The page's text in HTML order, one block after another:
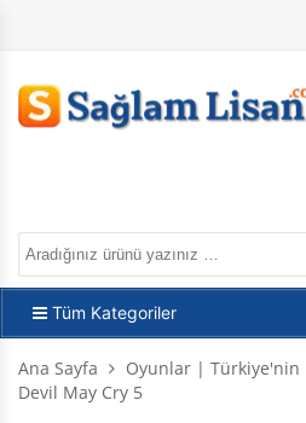
Tüm Kategoriler
Ana Sayfa
Oyunlar | Türkiye'nin
Devil May Cry 5